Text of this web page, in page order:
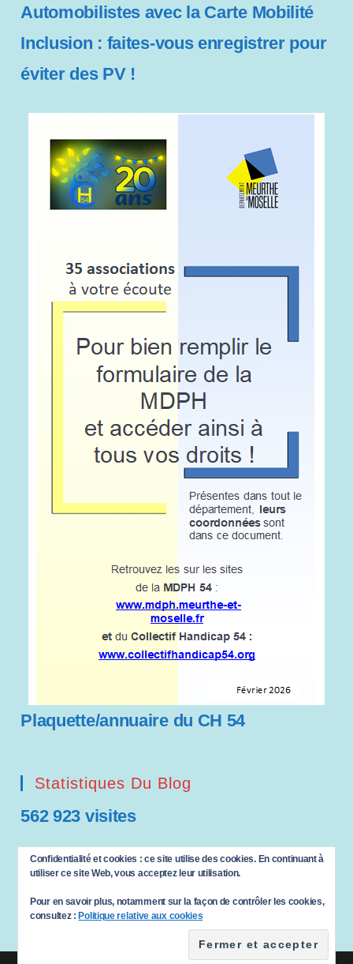
Automobilistes avec la Carte Mobilité
Inclusion : faites-vous enregistrer pour
éviter des PV !
Plaquette/annuaire du CH 54
Statistiques Du Blog
562 923 visites
Saisissez votre adresse e-mail…
ABONNEZ-VOUS
Confidentialité et cookies : ce site utilise des cookies. En continuant à
utiliser ce site Web, vous acceptez leur utilisation.
Pour en savoir plus, notamment sur la façon de contrôler les cookies,
consultez : Politique relative aux cookies